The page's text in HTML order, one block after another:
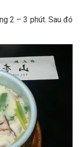
2 – 3 phút. Sau đó